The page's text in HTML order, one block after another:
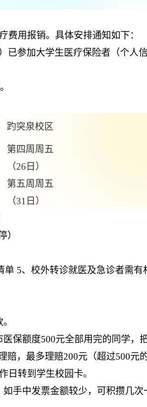
费用报销。具体安排通知如下：
已参加大学生医疗保险者（个人
趵突泉校区
第四周周五
（26日）
第五周周五
（31日）
）
单 5、校外转诊就医及急诊者需有
保额度500元全部用完的同学，
，最多理赔200元（超过500元的
日转到学生校园卡。
手中发票金额较少，可积攒几次